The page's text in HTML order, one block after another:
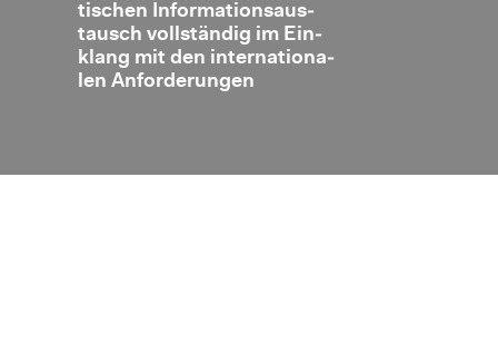
ti­schen In­for­ma­ti­ons­aus­
tausch voll­stän­dig im Ein­
klang mit den in­ter­na­tio­na­
len An­for­de­run­gen